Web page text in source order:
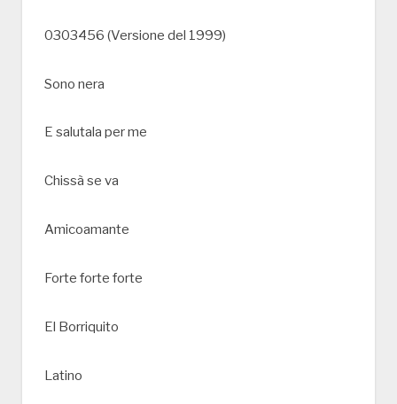
0303456 (Versione del 1999)
Sono nera
E salutala per me
Chissà se va
Amicoamante
Forte forte forte
El Borriquito
Latino